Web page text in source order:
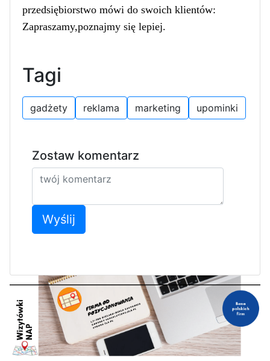
przedsiębiorstwo mówi do swoich klientów:
Zapraszamy,poznajmy się lepiej.
Tagi
gadżety reklama marketing upominki
Zostaw komentarz
Wyślij